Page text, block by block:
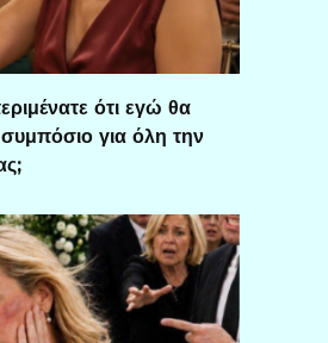
ότι εγώ θα
για όλη την